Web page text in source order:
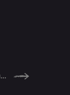
APS la Neptune, une complémentaire santé en toute sérénité